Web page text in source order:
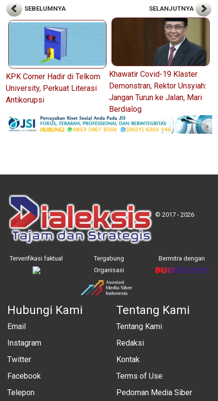
SEBELUMNYA
KPK Corner Hadir di Telkom
University, Perkuat Literasi
Antikorupsi
SELANJUTNYA
Khawatir Covid-19 Klaster
Demonstran, Rektor Unsyiah:
Jangan Turun ke Jalan, Mari
Berdialog
© 2017 - 2026
Terverifikasi faktual
Tergabung
Organisasi
Bermitra dengan
Hubungi Kami
Email
Instagram
Twitter
Facebook
Telepon
Tentang Kami
Tentang Kami
Redaksi
Kontak
Terms of Use
Pedoman Media Siber